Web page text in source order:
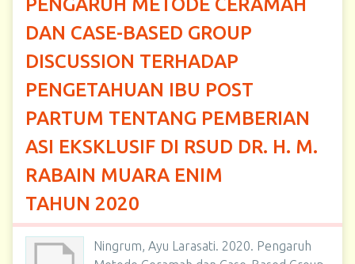
PENGARUH METODE CERAMAH
DAN CASE-BASED GROUP
DISCUSSION TERHADAP
PENGETAHUAN IBU POST
PARTUM TENTANG PEMBERIAN
ASI EKSKLUSIF DI RSUD DR. H. M.
RABAIN MUARA ENIM
TAHUN 2020
Ningrum, Ayu Larasati. 2020. Pengaruh